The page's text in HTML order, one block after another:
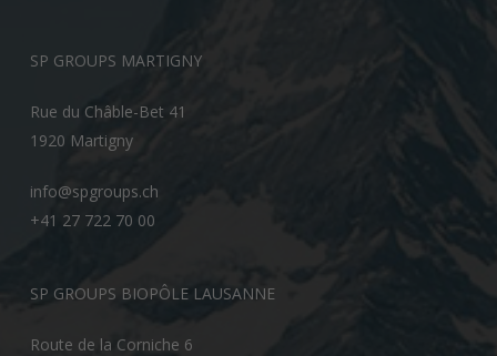
SP GROUPS MARTIGNY
Rue du Châble-Bet 41
1920 Martigny
info@spgroups.ch
+41 27 722 70 00
SP GROUPS BIOPÔLE LAUSANNE
Route de la Corniche 6